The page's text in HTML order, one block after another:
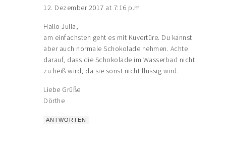
12. Dezember 2017 at 7:16 p.m.
Hallo Julia,
am einfachsten geht es mit Kuvertüre. Du kannst
aber auch normale Schokolade nehmen. Achte
darauf, dass die Schokolade im Wasserbad nicht
zu heiß wird, da sie sonst nicht flüssig wird.
Liebe Grüße
Dörthe
ANTWORTEN